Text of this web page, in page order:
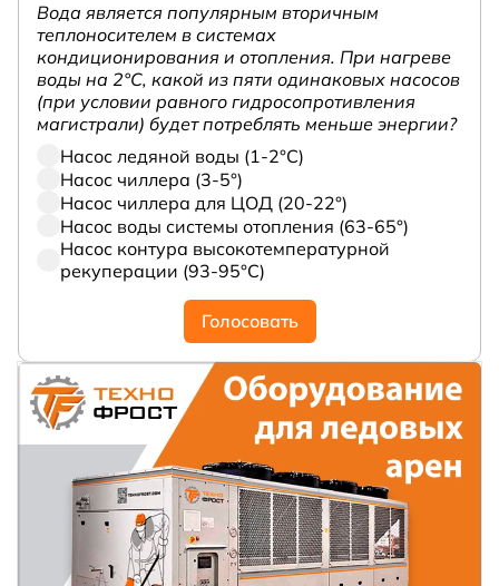
Вода является популярным вторичным
теплоносителем в системах
кондиционирования и отопления. При нагреве
воды на 2°С, какой из пяти одинаковых насосов
(при условии равного гидросопротивления
магистрали) будет потреблять меньше энергии?
Насос ледяной воды (1-2°С)
Насос чиллера (3-5°)
Насос чиллера для ЦОД (20-22°)
Насос воды системы отопления (63-65°)
Насос контура высокотемпературной
рекуперации (93-95°С)
Голосовать